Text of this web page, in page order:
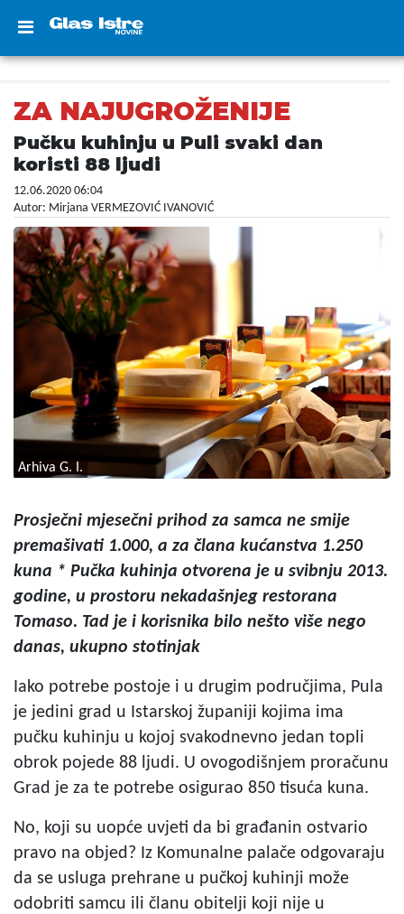
ZA NAJUGROŽENIJE
Pučku kuhinju u Puli svaki dan
koristi 88 ljudi
12.06.2020 06:04
Autor: Mirjana VERMEZOVIĆ IVANOVIĆ
Arhiva G. I.
Prosječni mjesečni prihod za samca ne smije
premašivati 1.000, a za člana kućanstva 1.250
kuna * Pučka kuhinja otvorena je u svibnju 2013.
godine, u prostoru nekadašnjeg restorana
Tomaso. Tad je i korisnika bilo nešto više nego
danas, ukupno stotinjak
Iako potrebe postoje i u drugim područjima, Pula
je jedini grad u Istarskoj županiji kojima ima
pučku kuhinju u kojoj svakodnevno jedan topli
obrok pojede 88 ljudi. U ovogodišnjem proračunu
Grad je za te potrebe osigurao 850 tisuća kuna.
No, koji su uopće uvjeti da bi građanin ostvario
pravo na objed? Iz Komunalne palače odgovaraju
da se usluga prehrane u pučkoj kuhinji može
odobriti samcu ili članu obitelji koji nije u